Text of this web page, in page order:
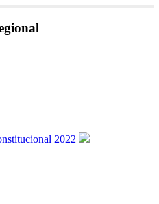
2022